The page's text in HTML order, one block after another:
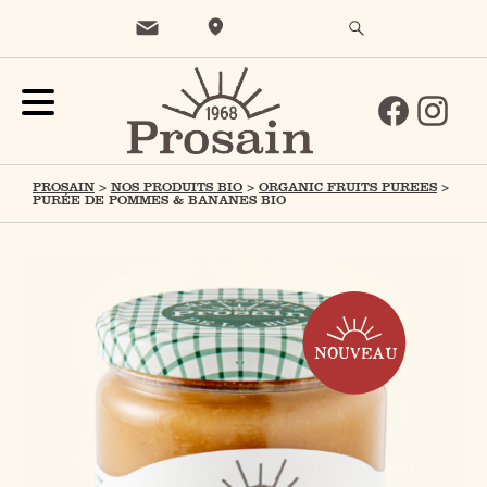
PROSAIN > NOS PRODUITS BIO > ORGANIC FRUITS PUREES >
PURÉE DE POMMES & BANANES BIO
NOUVEAU